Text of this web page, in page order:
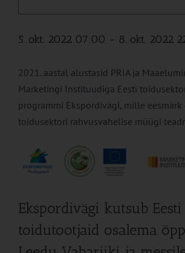
5. okt. 2022 07:00 - 8. okt. 2022
2021. aastal alustasid PRIA ja
Marketingi Instituudiga Eesti
programmi Ekspordivägi, mille eesmärk
toidusektori rahvusvahelise müügi
Ekspordivägi kutsub Eesti
toidutootjaid osalema